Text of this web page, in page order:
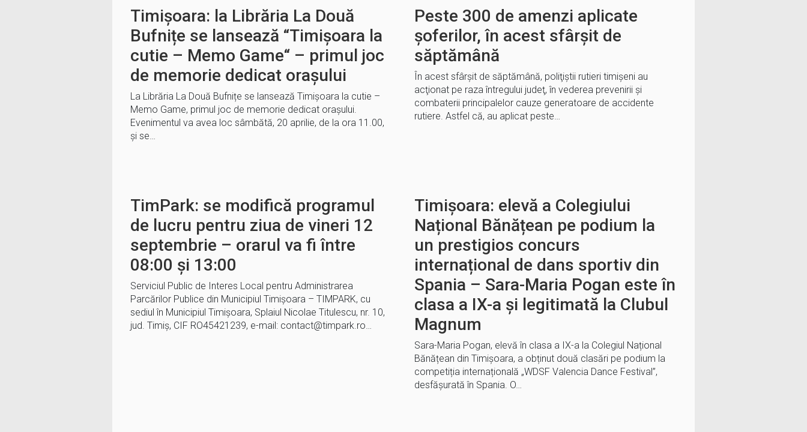
Timișoara: la Librăria La Două
Bufnițe se lansează “Timișoara la
cutie – Memo Game“ – primul joc
de memorie dedicat orașului
La Librăria La Două Bufnițe se lansează Timișoara la cutie –
Memo Game, primul joc de memorie dedicat orașului.
Evenimentul va avea loc sâmbătă, 20 aprilie, de la ora 11.00,
și se…
Peste 300 de amenzi aplicate
șoferilor, în acest sfârșit de
săptămână
În acest sfârșit de săptămână, poliţiştii rutieri timișeni au
acţionat pe raza întregului judeţ, în vederea prevenirii şi
combaterii principalelor cauze generatoare de accidente
rutiere. Astfel că, au aplicat peste…
TimPark: se modifică programul
de lucru pentru ziua de vineri 12
septembrie – orarul va fi între
08:00 și 13:00
Serviciul Public de Interes Local pentru Administrarea
Parcărilor Publice din Municipiul Timișoara – TIMPARK, cu
sediul în Municipiul Timișoara, Splaiul Nicolae Titulescu, nr. 10,
jud. Timiș, CIF RO45421239, e-mail: contact@timpark.ro…
Timișoara: elevă a Colegiului
Național Bănățean pe podium la
un prestigios concurs
internațional de dans sportiv din
Spania – Sara-Maria Pogan este în
clasa a IX-a și legitimată la Clubul
Magnum
Sara-Maria Pogan, elevă în clasa a IX-a la Colegiul Național
Bănățean din Timișoara, a obținut două clasări pe podium la
competiția internațională „WDSF Valencia Dance Festival”,
desfășurată în Spania. O…